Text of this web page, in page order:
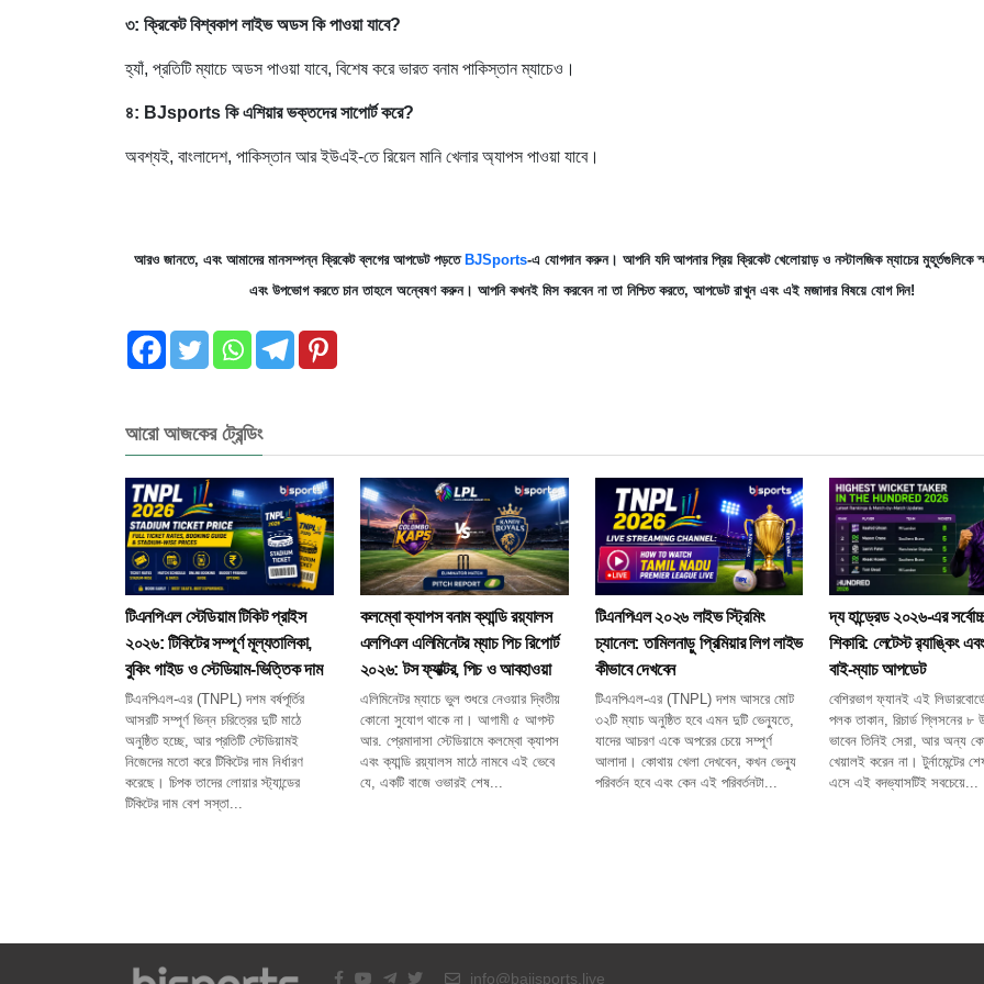
৩: ক্রিকেট বিশ্বকাপ লাইভ অডস কি পাওয়া যাবে?
হ্যাঁ, প্রতিটি ম্যাচে অডস পাওয়া যাবে, বিশেষ করে ভারত বনাম পাকিস্তান ম্যাচেও।
৪: BJsports কি এশিয়ার ভক্তদের সাপোর্ট করে?
অবশ্যই, বাংলাদেশ, পাকিস্তান আর ইউএই-তে রিয়েল মানি খেলার অ্যাপস পাওয়া যাবে।
আরও জানতে, এবং আমাদের মানসম্পন্ন ক্রিকেট ব্লগের আপডেট পড়তে BJSports-এ যোগদান করুন। আপনি যদি আপনার প্রিয় ক্রিকেট খেলোয়াড় ও নস্টালজিক ম্যাচের মুহূর্তগুলিকে
এবং উপভোগ করতে চান তাহলে অন্বেষণ করুন। আপনি কখনই মিস করবেন না তা নিশ্চিত করতে, আপডেট রাখুন এবং এই মজাদার বিষয়ে যোগ দিন!
আরো আজকের ট্রেন্ডিং
টিএনপিএল স্টেডিয়াম টিকিট প্রাইস
২০২৬: টিকিটের সম্পূর্ণ মূল্যতালিকা,
বুকিং গাইড ও স্টেডিয়াম-ভিত্তিক দাম
টিএনপিএল-এর (TNPL) দশম বর্ষপূর্তির
আসরটি সম্পূর্ণ ভিন্ন চরিত্রের দুটি মাঠে
অনুষ্ঠিত হচ্ছে, আর প্রতিটি স্টেডিয়ামই
নিজেদের মতো করে টিকিটের দাম নির্ধারণ
করেছে। চিপক তাদের লোয়ার স্ট্যান্ডের
টিকিটের দাম বেশ সস্তা...
কলম্বো ক্যাপস বনাম ক্যান্ডি রয়্যালস
এলপিএল এলিমিনেটর ম্যাচ পিচ রিপোর্ট
২০২৬: টস ফ্যাক্টর, পিচ ও আবহাওয়া
এলিমিনেটর ম্যাচে ভুল শুধরে নেওয়ার দ্বিতীয়
কোনো সুযোগ থাকে না। আগামী ৫ আগস্ট
আর. প্রেমাদাসা স্টেডিয়ামে কলম্বো ক্যাপস
এবং ক্যান্ডি রয়্যালস মাঠে নামবে এই ভেবে
যে, একটি বাজে ওভারই শেষ...
টিএনপিএল ২০২৬ লাইভ স্ট্রিমিং
চ্যানেল: তামিলনাড়ু প্রিমিয়ার লিগ লাইভ
কীভাবে দেখবেন
টিএনপিএল-এর (TNPL) দশম আসরে মোট
৩২টি ম্যাচ অনুষ্ঠিত হবে এমন দুটি ভেন্যুতে,
যাদের আচরণ একে অপরের চেয়ে সম্পূর্ণ
আলাদা। কোথায় খেলা দেখবেন, কখন ভেন্যু
পরিবর্তন হবে এবং কেন এই পরিবর্তনটা...
দ্য হান্ড্রেড ২০২৬-এর
শিকারি: লেটেস্ট র‍্যাঙ্কিং
বাই-ম্যাচ আপডেট
বেশিরভাগ ফ্যানই এই
পলক তাকান, রিচার্ড গ্লিসনের ৮
ভাবেন তিনিই সেরা, আর অন্য
খেয়ালই করেন না। টুর্নামেন্টের
এসে এই বদভ্যাসটিই সবচেয়ে...
info@bajisports.live